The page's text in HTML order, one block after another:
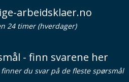
arbeidsklaer.no
24 timer (hverdager)
- finn svarene her
du svar på de fleste spørsmål